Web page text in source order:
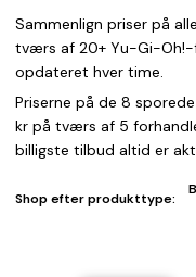
Sammenlign priser på
tværs af 20+ Yu-Gi-Oh!-
opdateret hver time.
Priserne på de 8
kr på tværs af 5
billigste tilbud altid er
Shop efter produkttype: